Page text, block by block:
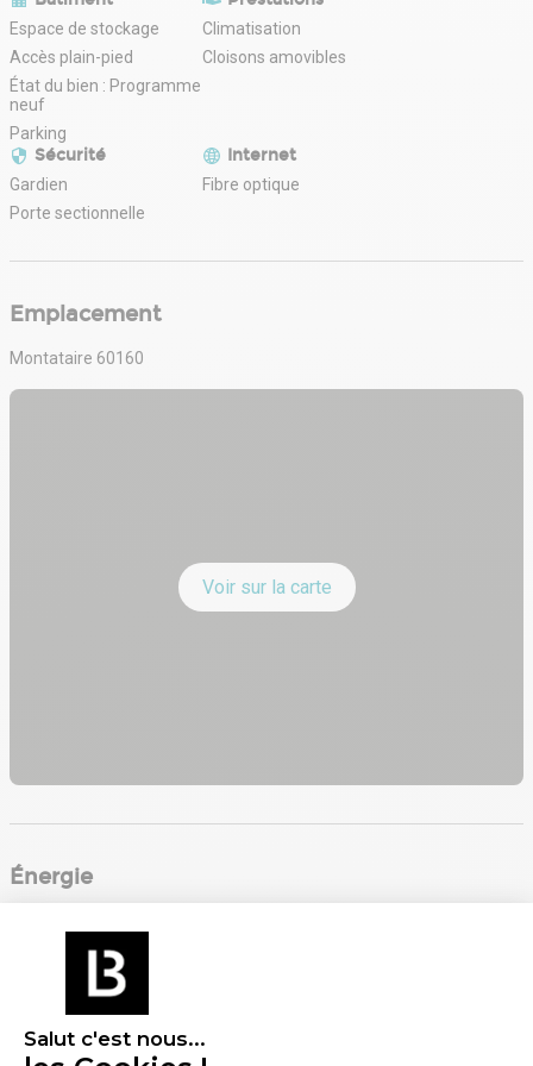
Salut c'est nous...
Espace de stockage
Accès plain-pied
État du bien : Programme
neuf
Parking
Climatisation
Cloisons amovibles
Sécurité
Gardien
Porte sectionnelle
Internet
Fibre optique
Emplacement
Montataire 60160
Voir sur la carte
Énergie
Consommation (énergie primaire) :
Indice d'émission de gaz à effet de serre (GES)
En savoir plus sur le bien